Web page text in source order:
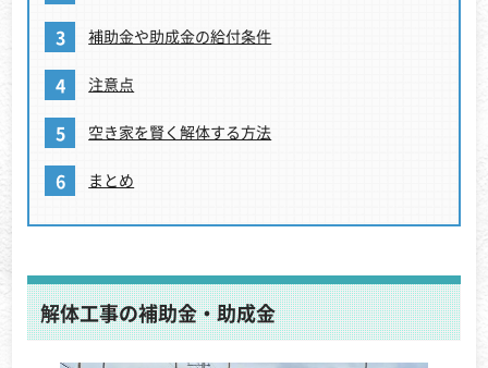
補助金や助成金の給付条件
注意点
空き家を賢く解体する方法
まとめ
解体工事の補助金・助成金